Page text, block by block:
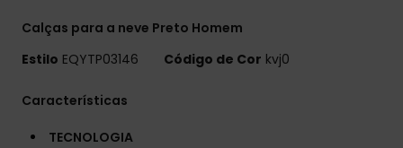
Calças para a neve Preto Homem
Estilo EQYTP03146 Código de Cor kvj0
Características
TECNOLOGIA